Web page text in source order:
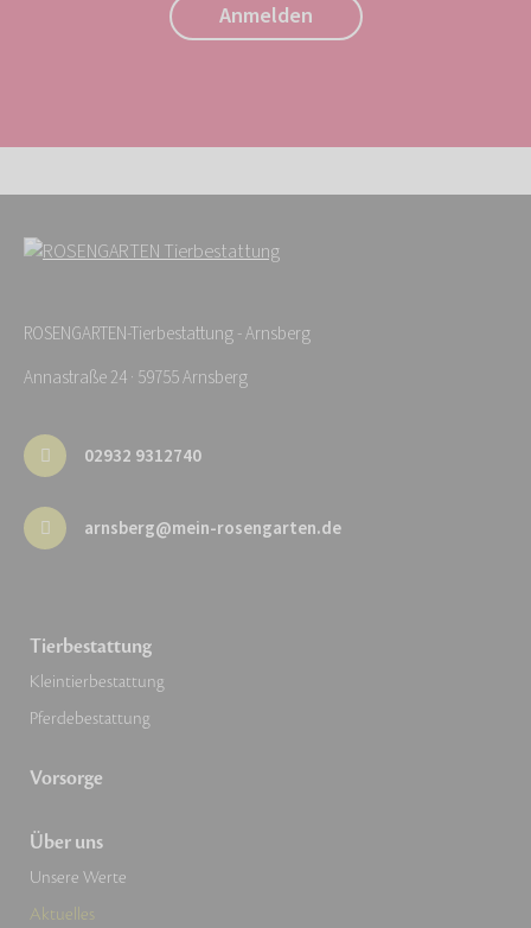
Adresse:
Anmelden
ROSENGARTEN-Tierbestattung - Arnsberg
Annastraße 24 · 59755 Arnsberg
02932 9312740
arnsberg@mein-rosengarten.de
Tierbestattung
Kleintierbestattung
Pferdebestattung
Vorsorge
Über uns
Unsere Werte
Aktuelles